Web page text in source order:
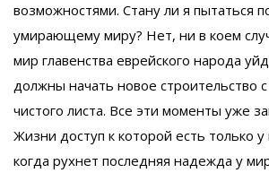
возможностями. Стану ли я пытаться
умирающему миру? Нет, ни в коем
мир главенства еврейского народа
должны начать новое строительство
чистого листа. Все эти моменты уже
Жизни доступ к которой есть только
когда рухнет последняя надежда у